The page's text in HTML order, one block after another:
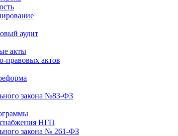
аудит
акты
правовых актов
закона №83-ФЗ
НГП
закона № 261-ФЗ